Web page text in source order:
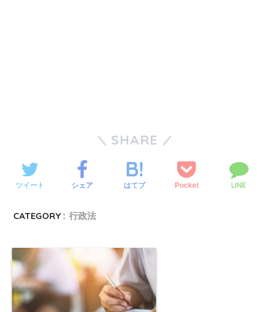
SHARE
ツイート シェア はてブ Pocket LINE
CATEGORY : 行政法